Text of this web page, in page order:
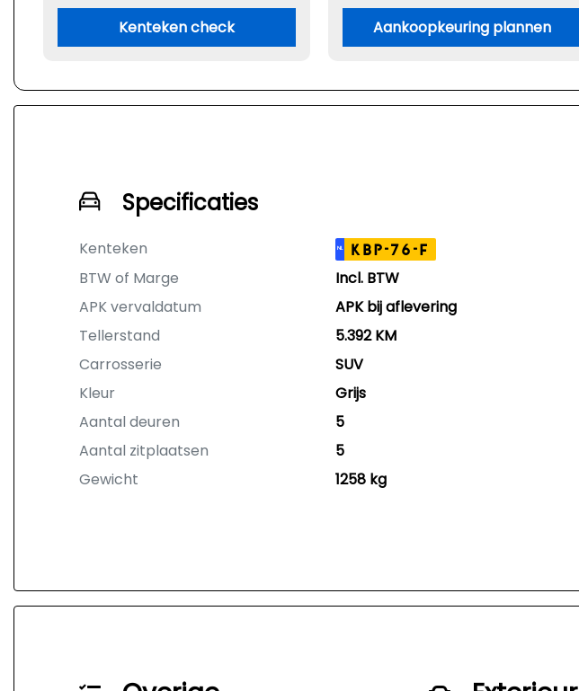
Kenteken check
Aankoopkeuring plannen
Specificaties
Kenteken NL KBP-76-F
BTW of Marge
Incl. BTW
APK vervaldatum
APK bij aflevering
Tellerstand
5.392 KM
Carrosserie
SUV
Kleur
Grijs
Aantal deuren
5
Aantal zitplaatsen
5
Gewicht
1258 kg